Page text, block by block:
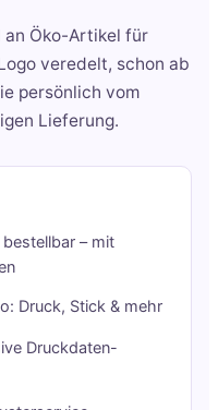
an Öko-Artikel für
veredelt, schon ab
persönlich vom
Lieferung.
– mit
Druck, Stick & mehr
Druckdaten-